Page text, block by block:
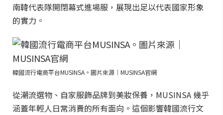
南韓代表隊開閉幕式進場服，展現出足以代表國家形象
的實力。
韓國流行電商平台MUSINSA。圖片來源｜MUSINSA官網
從潮流選物、自家服飾品牌到美妝保養，MUSINSA 幾乎
涵蓋年輕人日常消費的所有面向。這個影響韓國流行文